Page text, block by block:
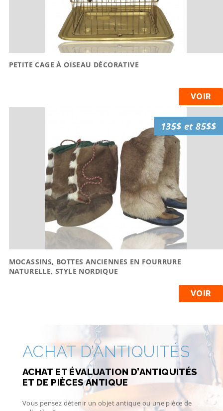
PETITE CAGE À OISEAU DÉCORATIVE
VOIR
MOCASSINS, BOTTES ANCIENNES EN FOURRURE
NATURELLE, STYLE NORDIQUE
VOIR
135$ et 85$$
ACHAT D’ANTIQUITÉS
ACHAT ET ÉVALUATION D’ANTIQUITÉS
ET DE PIÈCES ANTIQUE
Vous pensez détenir un objet antique ou une pièce de